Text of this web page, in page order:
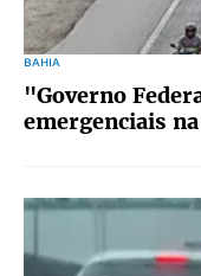
BAHIA
"Governo
emergenciais